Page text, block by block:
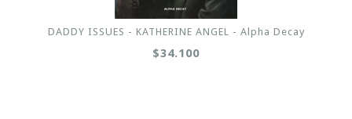
DADDY ISSUES - KATHERINE ANGEL - Alpha Decay
$34.100